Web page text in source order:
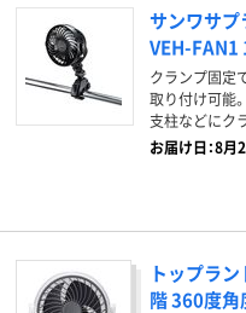
サンワサ
VEH-FAN1
クランプ固定
取り付け可能
支柱などにク
お届け日：8月
トップラ
階 360度角